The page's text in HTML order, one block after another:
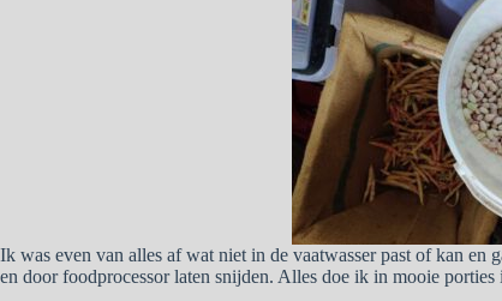
Ik was even van alles af wat niet in de vaatwasser past of kan en
en door foodprocessor laten snijden. Alles doe ik in mooie porties